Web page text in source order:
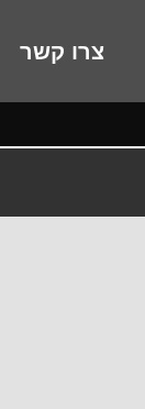
the
צרו קשר